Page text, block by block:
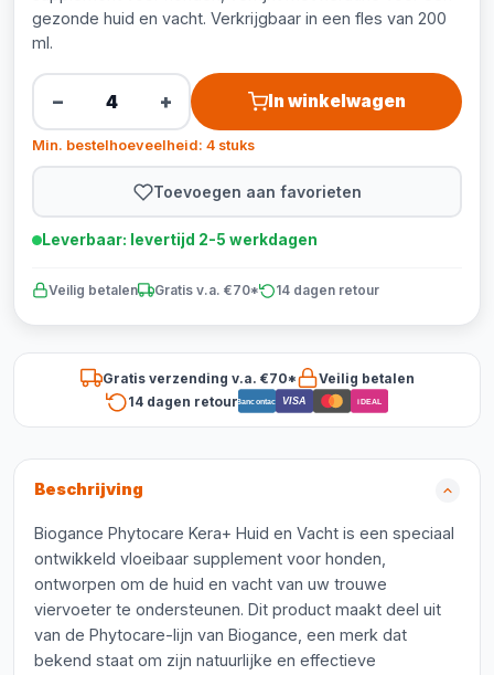
gezonde huid en vacht. Verkrijgbaar in een fles van 200
ml.
− + In winkelwagen
Min. bestelhoeveelheid: 4 stuks
Toevoegen aan favorieten
Leverbaar: levertijd 2-5 werkdagen
Veilig betalen Gratis v.a. €70* 14 dagen retour
Gratis verzending v.a. €70*
Veilig betalen
14 dagen retourBancontact VISA iDEAL
Beschrijving
Biogance Phytocare Kera+ Huid en Vacht is een speciaal
ontwikkeld vloeibaar supplement voor honden,
ontworpen om de huid en vacht van uw trouwe
viervoeter te ondersteunen. Dit product maakt deel uit
van de Phytocare-lijn van Biogance, een merk dat
bekend staat om zijn natuurlijke en effectieve